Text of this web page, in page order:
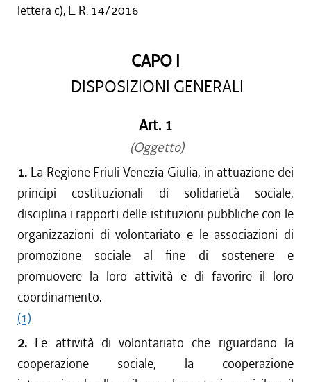
lettera c), L. R. 14/2016
CAPO I
DISPOSIZIONI GENERALI
Art. 1
(Oggetto)
1. La Regione Friuli Venezia Giulia, in attuazione dei
principi costituzionali di solidarietà sociale,
disciplina i rapporti delle istituzioni pubbliche con le
organizzazioni di volontariato e le associazioni di
promozione sociale al fine di sostenere e
promuovere la loro attività e di favorire il loro
coordinamento.
(1)
2. Le attività di volontariato che riguardano la
cooperazione sociale, la cooperazione